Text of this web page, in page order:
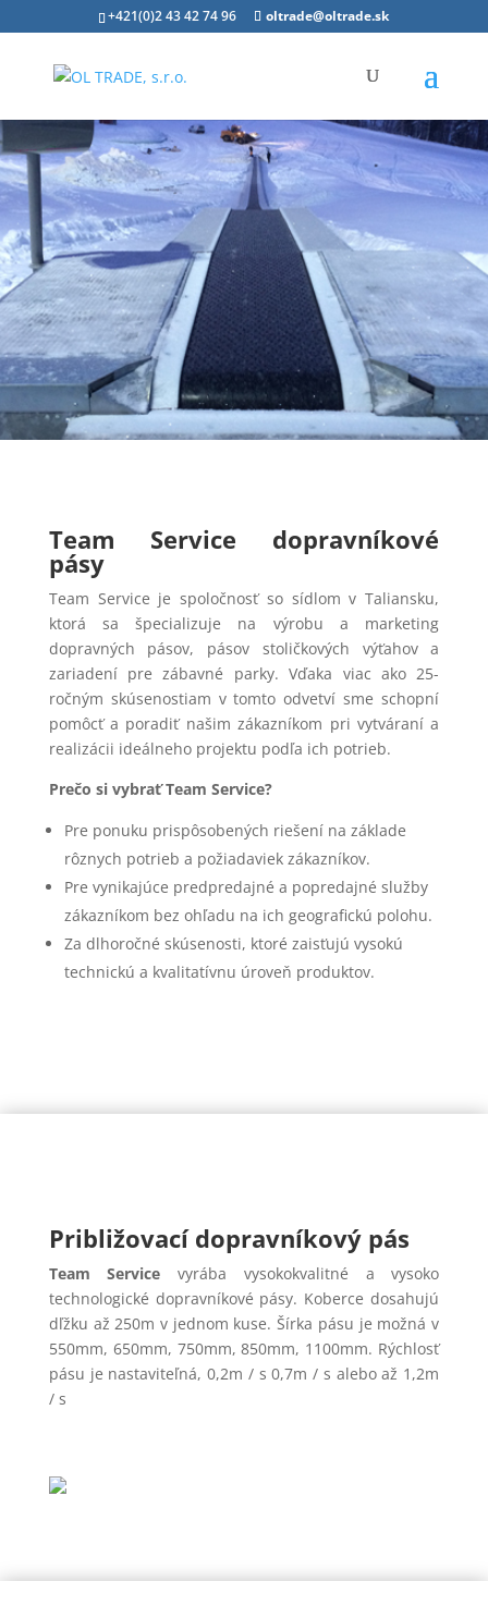
+421(0)2 43 42 74 96 oltrade@oltrade.sk
TEAM
SERVICE
;
Team Service dopravníkové
pásy
​Team Service je spoločnosť so sídlom v Taliansku,
ktorá sa špecializuje na výrobu a marketing
dopravných pásov, pásov stoličkových výťahov a
zariadení pre zábavné parky. Vďaka viac ako 25-
ročným skúsenostiam v tomto odvetví sme schopní
pomôcť a poradiť našim zákazníkom pri vytváraní a
realizácii ideálneho projektu podľa ich potrieb.
Prečo si vybrať Team Service?
Pre ponuku prispôsobených riešení na základe
rôznych potrieb a požiadaviek zákazníkov.
Pre vynikajúce predpredajné a popredajné služby
zákazníkom bez ohľadu na ich geografickú polohu.
Za dlhoročné skúsenosti, ktoré zaisťujú vysokú
technickú a kvalitatívnu úroveň produktov.
Približovací dopravníkový pás
Team Service vyrába vysokokvalitné a vysoko
technologické dopravníkové pásy. Koberce dosahujú
dľžku až 250m v jednom kuse. Šírka pásu je možná v
550mm, 650mm, 750mm, 850mm, 1100mm. Rýchlosť
pásu je nastaviteľná, 0,2m / s 0,7m / s alebo až 1,2m
/ s